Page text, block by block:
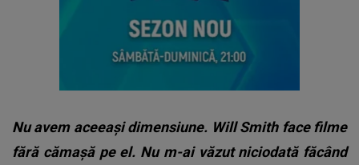
Nu avem aceeaşi dimensiune. Will Smith face filme
fără cămaşă pe el. Nu m-ai văzut niciodată făcând